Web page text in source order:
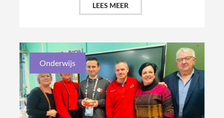
LEES MEER
Onderwijs